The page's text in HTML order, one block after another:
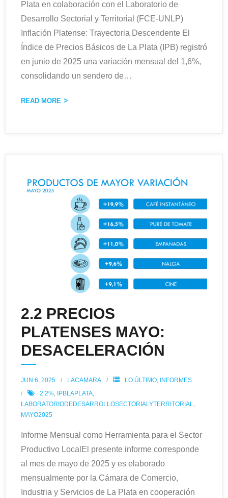
Plata en colaboración con el Laboratorio de
Desarrollo Sectorial y Territorial (FCE-UNLP)
Inflación Platense: Trayectoria Descendente El
Índice de Precios Básicos de La Plata (IPB) registró
en junio de 2025 una variación mensual del 1,6%,
consolidando un sendero de…
READ MORE
2.2 PRECIOS
PLATENSES MAYO:
DESACELERACIÓN
JUN 6, 2025 LACAMARA LO ÚLTIMO, INFORMES
2.2%, IPBLAPLATA,
LABORATORIODEDESARROLLOSECTORIALYTERRITORIAL,
MAYO2025
Informe Mensual como Herramienta para el Sector
Productivo LocalEl presente informe corresponde
al mes de mayo de 2025 y es elaborado
mensualmente por la Cámara de Comercio,
Industria y Servicios de La Plata en cooperación